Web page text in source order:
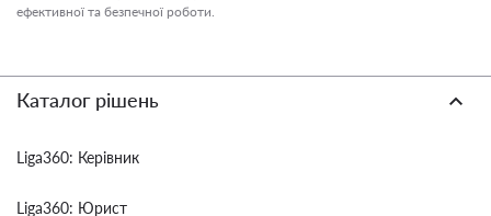
ефективної та безпечної роботи.
Каталог рішень
Liga360: Керівник
Liga360: Юрист